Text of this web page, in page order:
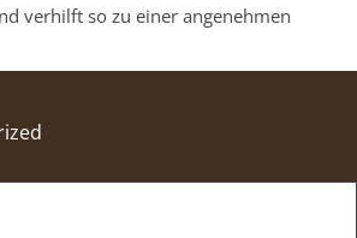
verhilft so zu einer angenehmen